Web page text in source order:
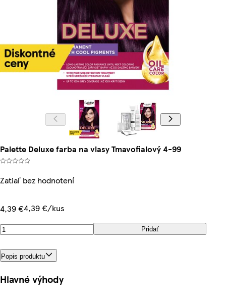
Palette Deluxe farba na vlasy Tmavofialový 4-99
Zatiaľ bez hodnotení
4,39 €4,39 €/kus
Pridať
Popis produktu
Hlavné výhody